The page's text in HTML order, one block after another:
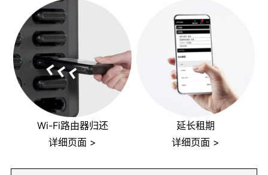
Wi-Fi路由器归还
详细页面 >
延长租期
详细页面 >